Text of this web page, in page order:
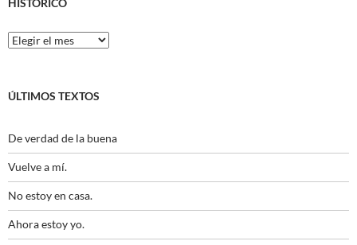
HISTÓRICO
Histórico
ÚLTIMOS TEXTOS
De verdad de la buena
Vuelve a mí.
No estoy en casa.
Ahora estoy yo.